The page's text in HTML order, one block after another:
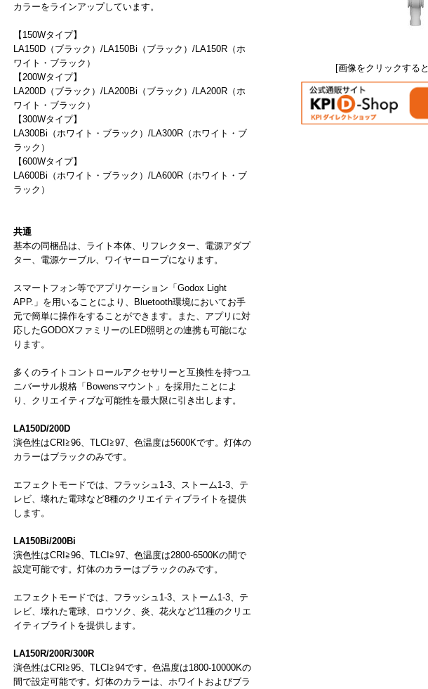
カラーをラインアップしています。
【150Wタイプ】
LA150D（ブラック）/LA150Bi（ブラック）/LA150R（ホ
ワイト・ブラック）
【200Wタイプ】
LA200D（ブラック）/LA200Bi（ブラック）/LA200R（ホ
ワイト・ブラック）
【300Wタイプ】
LA300Bi（ホワイト・ブラック） /LA300R（ホワイト・ブ
ラック）
【600Wタイプ】
LA600Bi（ホワイト・ブラック） /LA600R（ホワイト・ブ
ラック）
共通
基本の同梱品は、ライト本体、リフレクター、電源アダプ
ター、電源ケーブル、ワイヤーロープになります。
スマートフォン等でアプリケーション「 Godox Light
APP. 」を用いることにより、 Bluetooth環境においてお手
元で簡単に操作をすることができます。また、アプリに対
応したGODOXファミリーのLED照明との連携も可能にな
ります。
多くのライトコントロールアクセサリーと互換性を持つユ
ニバーサル規格「 Bowensマウント」を採用たことによ
り、クリエイティブな可能性を最大限に引き出します。
LA150D/200D
演色性はCRI ≧96、 TLCI ≧97、色温度は5600Kです。灯体の
カラーはブラックのみです。
エフェクトモードでは、フラッシュ 1-3、ストーム1-3、テ
レビ、壊れた電球など8種のクリエイティブライトを提供
します。
LA150Bi/200Bi
演色性はCRI ≧96、 TLCI ≧97、色温度は2800-6500Kの間で
設定可能です。灯体のカラーはブラックのみです。
エフェクトモードでは、フラッシュ 1-3、ストーム1-3、テ
レビ、壊れた電球、ロウソク、炎、花火など11種のクリエ
イティブライトを提供します。
LA150R/200R/300R
演色性はCRI ≧95、 TLCI ≧94です。色温度は1800-10000Kの
間で設定可能です。灯体のカラーは、ホワイトおよびブラ
[画像をクリックする